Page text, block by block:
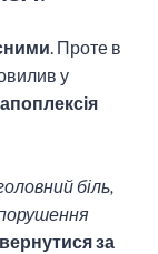
. Проте в
у
апоплексія
біль,
порушення
за